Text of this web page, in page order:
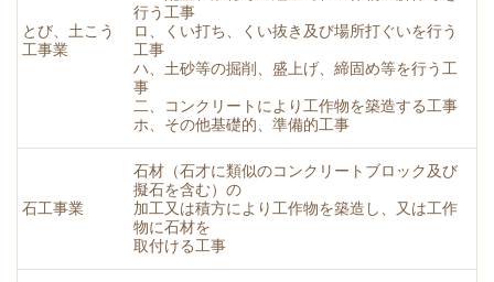
とび、土こう
工事業
行う工事
ロ、くい打ち、くい抜き及び場所打ぐいを行う
工事
ハ、土砂等の掘削、盛上げ、締固め等を行う工
事
二、コンクリートにより工作物を築造する工事
ホ、その他基礎的、準備的工事
石工事業
石材（石才に類似のコンクリートブロック及び
擬石を含む）の
加工又は積方により工作物を築造し、又は工作
物に石材を
取付ける工事